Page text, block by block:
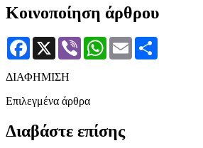
Κοινοποίηση άρθρου
Facebook
X Viber WhatsApp
Email
ΔΙΑΦΗΜΙΣΗ
Επιλεγμένα άρθρα
Διαβάστε επίσης